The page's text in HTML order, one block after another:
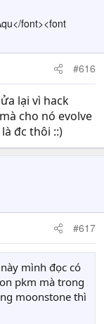
font><font
#616
lại vì hack
cho nó evolve
đc thôi ::)
#617
mình đọc có
pkm mà trong
moonstone thì